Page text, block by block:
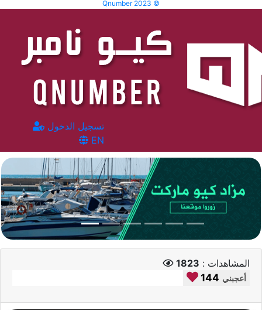
Qnumber 2023 ©
تسجيل الدخول
EN
المشاهدات : 1823
144 أعجبني